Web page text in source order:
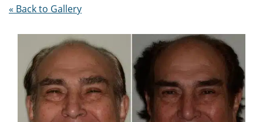
« Back to Gallery